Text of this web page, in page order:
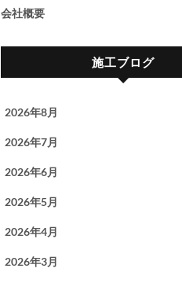
会社概要
施工ブログ
2026年8月
2026年7月
2026年6月
2026年5月
2026年4月
2026年3月